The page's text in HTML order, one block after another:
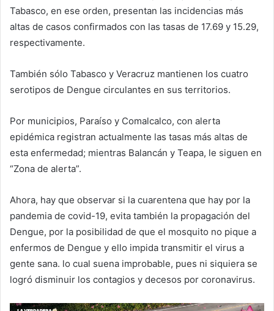
Tabasco, en ese orden, presentan las incidencias más
altas de casos confirmados con las tasas de 17.69 y 15.29,
respectivamente.
También sólo Tabasco y Veracruz mantienen los cuatro
serotipos de Dengue circulantes en sus territorios.
Por municipios, Paraíso y Comalcalco, con alerta
epidémica registran actualmente las tasas más altas de
esta enfermedad; mientras Balancán y Teapa, le siguen en
“Zona de alerta”.
Ahora, hay que observar si la cuarentena que hay por la
pandemia de covid-19, evita también la propagación del
Dengue, por la posibilidad de que el mosquito no pique a
enfermos de Dengue y ello impida transmitir el virus a
gente sana. lo cual suena improbable, pues ni siquiera se
logró disminuir los contagios y decesos por coronavirus.